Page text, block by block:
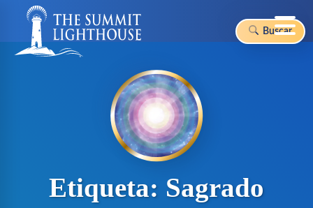
Buscar
Etiqueta: Sagrado